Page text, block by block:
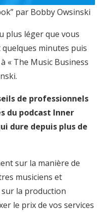
par Bobby Owsinski
plus léger que vous
minutes puis
« The Music Business
de professionnels
du podcast Inner
dure depuis plus de
sur la manière de
musiciens et
la production
le prix de vos services